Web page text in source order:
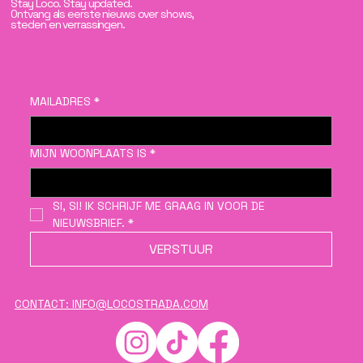
Ontvang als eerste nieuws over shows,
steden en verrassingen.
MAILADRES *
MIJN WOONPLAATS IS *
SI, SI! IK SCHRIJF ME GRAAG IN VOOR DE
NIEUWSBRIEF. *
VERSTUUR
CONTACT: INFO@LOCOSTRADA.COM